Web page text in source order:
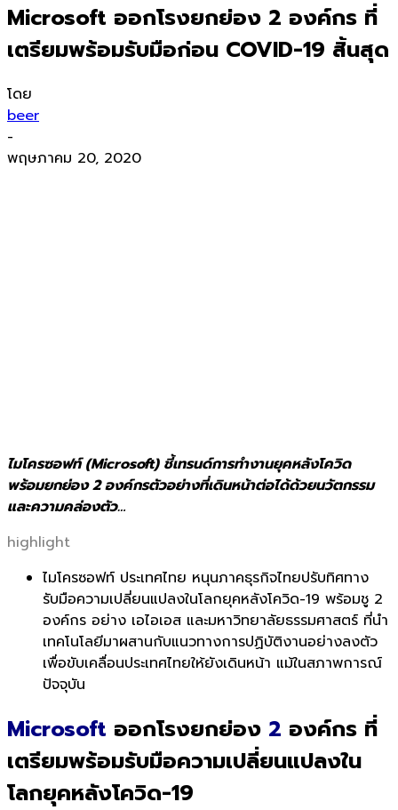
Microsoft ออกโรงยกย่อง 2 องค์กร ที่
เตรียมพร้อมรับมือก่อน COVID-19 สิ้นสุด
โดย
beer
-
พฤษภาคม 20, 2020
ไมโครซอฟท์ (Microsoft) ชี้เทรนด์การทำงานยุคหลังโควิด
พร้อมยกย่อง 2 องค์กรตัวอย่างที่เดินหน้าต่อได้ด้วยนวัตกรรม
และความคล่องตัว…
highlight
ไมโครซอฟท์ ประเทศไทย หนุนภาคธุรกิจไทยปรับทิศทาง
รับมือความเปลี่ยนแปลงในโลกยุคหลังโควิด-19 พร้อมชู 2
องค์กร อย่าง เอไอเอส และมหาวิทยาลัยธรรมศาสตร์ ที่นำ
เทคโนโลยีมาผสานกับแนวทางการปฏิบัติงานอย่างลงตัว
เพื่อขับเคลื่อนประเทศไทยให้ยังเดินหน้า แม้ในสภาพการณ์
ปัจจุบัน
Microsoft ออกโรงยกย่อง 2 องค์กร ที่
เตรียมพร้อมรับมือความเปลี่ยนแปลงใน
โลกยุคหลังโควิด-19